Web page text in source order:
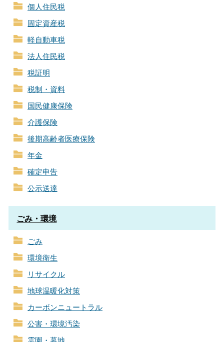
個人住民税
固定資産税
軽自動車税
法人住民税
税証明
税制・資料
国民健康保険
介護保険
後期高齢者医療保険
年金
確定申告
公示送達
ごみ・環境
ごみ
環境衛生
リサイクル
地球温暖化対策
カーボンニュートラル
公害・環境汚染